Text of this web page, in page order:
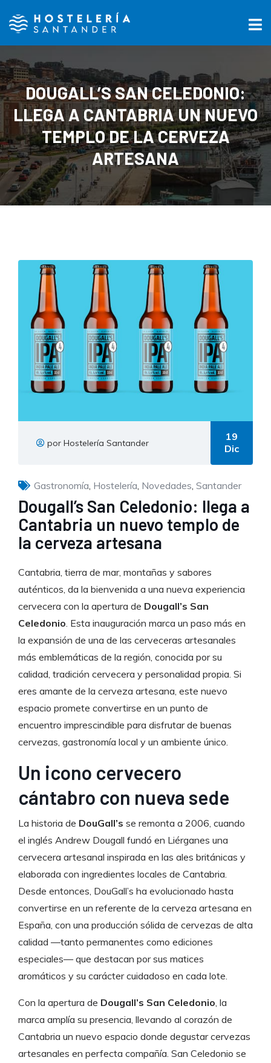
DOUGALL’S SAN CELEDONIO:
LLEGA A CANTABRIA UN NUEVO
TEMPLO DE LA CERVEZA
ARTESANA
por Hostelería Santander
19
Dic
Gastronomía Hostelería Novedades Santander
Dougall’s San Celedonio: llega a
Cantabria un nuevo templo de
la cerveza artesana
Cantabria, tierra de mar, montañas y sabores
auténticos, da la bienvenida a una nueva experiencia
cervecera con la apertura de Dougall’s San
Celedonio . Esta inauguración marca un paso más en
la expansión de una de las cerveceras artesanales
más emblemáticas de la región, conocida por su
calidad, tradición cervecera y personalidad propia. Si
eres amante de la cerveza artesana, este nuevo
espacio promete convertirse en un punto de
encuentro imprescindible para disfrutar de buenas
cervezas, gastronomía local y un ambiente único.
Un icono cervecero
cántabro con nueva sede
La historia de DouGall’s se remonta a 2006, cuando
el inglés Andrew Dougall fundó en Liérganes una
cervecera artesanal inspirada en las ales británicas y
elaborada con ingredientes locales de Cantabria.
Desde entonces, DouGall’s ha evolucionado hasta
convertirse en un referente de la cerveza artesana en
España, con una producción sólida de cervezas de alta
calidad —tanto permanentes como ediciones
especiales— que destacan por sus matices
aromáticos y su carácter cuidadoso en cada lote.
Con la apertura de Dougall’s San Celedonio , la
marca amplía su presencia, llevando al corazón de
Cantabria un nuevo espacio donde degustar cervezas
artesanales en perfecta compañía. San Celedonio se